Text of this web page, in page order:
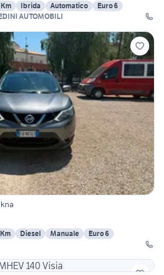
Ibrida Automatico
Euro 6
AUTOMOBILI
Diesel Manuale
Euro 6